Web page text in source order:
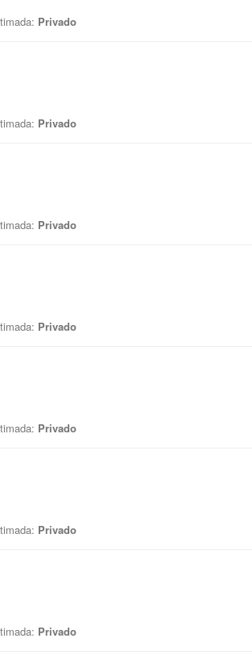
Privado
Privado
Privado
Privado
Privado
Privado
Privado